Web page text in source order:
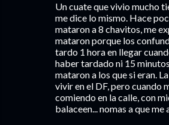
Un cuate que vivio mucho
me dice lo mismo. Hace
mataron a 8 chavitos, me
mataron porque los
tardo 1 hora en llegar
haber tardado ni 15
mataron a los que si eran.
vivir en el DF, pero cuando
comiendo en la calle, con
balaceen... nomas a que me